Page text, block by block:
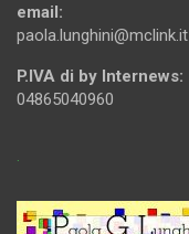
email:
paola.lunghini@mclink.it
P.IVA di by Internews:
04865040960
.